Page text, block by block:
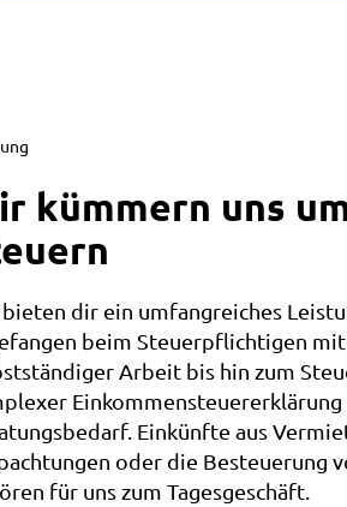
kümmern uns
dir ein umfangreiches
beim Steuerpflichtigen
Arbeit bis hin zum
Einkünfte aus
oder die Besteuerung
für uns zum Tagesgeschäft.